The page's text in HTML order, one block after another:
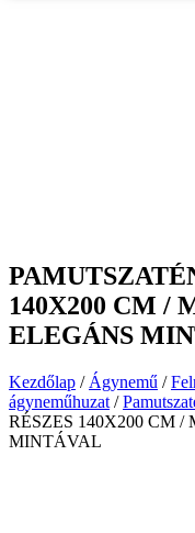
140X200 CM /
ELEGÁNS
Kezdőlap / Ágynemű /
ágyneműhuzat /
RÉSZES 140X200 CM
MINTÁVAL